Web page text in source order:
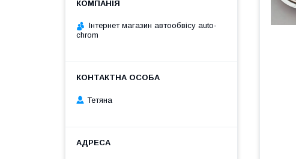
Інтернет магазин автообвісу auto-
chrom
Тетяна